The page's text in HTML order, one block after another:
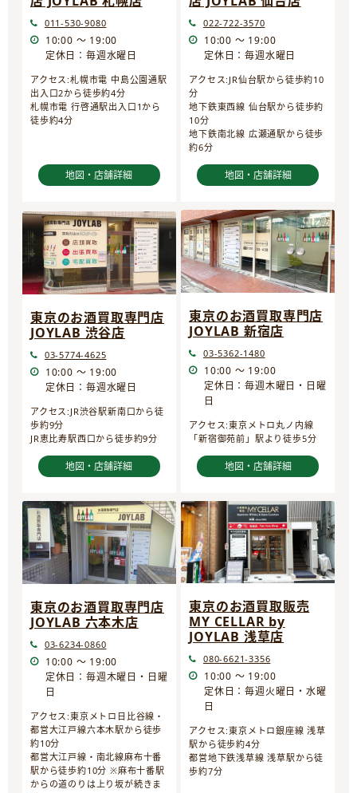
011-530-9080
10:00 ～ 19:00
定休日：毎週水曜日
アクセス:札幌市電 中島公園通駅
出入口2から徒歩約4分
札幌市電 行啓通駅出入口1から
徒歩約4分
地図・店舗詳細
022-722-3570
10:00 ～ 19:00
定休日：毎週水曜日
アクセス:JR仙台駅から徒歩約10
分
地下鉄東西線 仙台駅から徒歩約
10分
地下鉄南北線 広瀬通駅から徒歩
約6分
地図・店舗詳細
東京のお酒買取専門店
JOYLAB 渋谷店
03-5774-4625
10:00 ～ 19:00
定休日：毎週水曜日
アクセス:JR渋谷駅新南口から徒
歩約9分
JR恵比寿駅西口から徒歩約9分
地図・店舗詳細
東京のお酒買取専門店
JOYLAB 新宿店
03-5362-1480
10:00 ～ 19:00
定休日：毎週木曜日・日曜
日
アクセス:東京メトロ丸ノ内線
「新宿御苑前」駅より徒歩5分
地図・店舗詳細
東京のお酒買取専門店
JOYLAB 六本木店
03-6234-0860
10:00 ～ 19:00
定休日：毎週木曜日・日曜
日
アクセス:東京メトロ日比谷線・
都営大江戸線六本木駅から徒歩
約10分
都営大江戸線・南北線麻布十番
駅から徒歩約10分 ※麻布十番駅
からの道のりは上り坂が続きま
東京のお酒買取販売
MY CELLAR by
JOYLAB 浅草店
080-6621-3356
10:00 ～ 19:00
定休日：毎週火曜日・水曜
日
アクセス:東京メトロ銀座線 浅草
駅から徒歩約4分
都営地下鉄浅草線 浅草駅から徒
歩約7分